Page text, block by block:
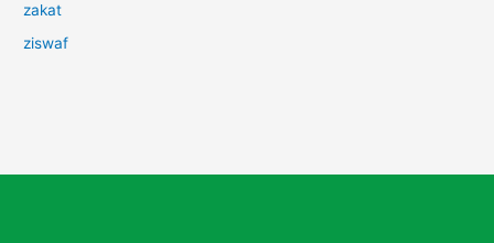
zakat
ziswaf